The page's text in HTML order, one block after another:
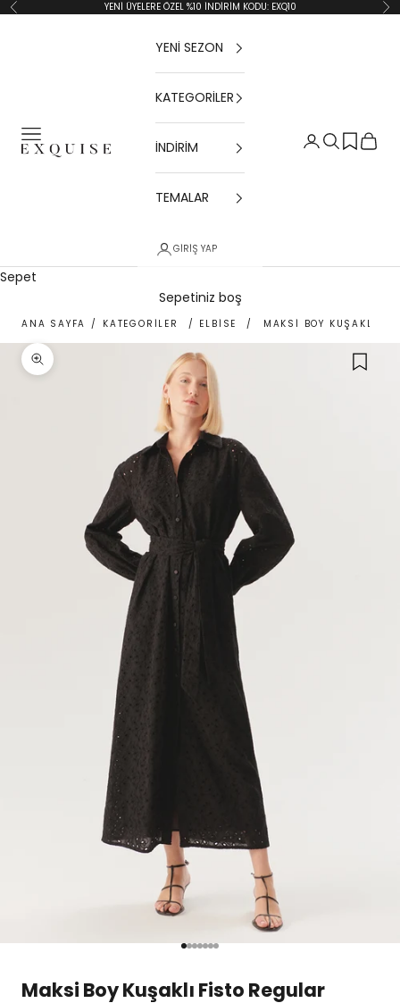
İçeriğe geç
Geri YENİ ÜYELERE ÖZEL %10 İNDİRİM KODU: EXQ10
Menü
Exquise TR
Giriş Yap
Ara Sepet
YENİ SEZON
KATEGORİLER
İNDİRİM
TEMALAR
GIRIŞ YAP
Sepet
Sepetiniz boş
ANA SAYFA / KATEGORİLER / ELBİSE / MAKSI BOY KUŞAKLI
Yakınlaştır
1 ögesine git
2 ögesine git
3 ögesine git
4 ögesine git
5 ögesine git
6 ögesine git
7 ögesine git
Maksi Boy Kuşaklı Fisto Regular